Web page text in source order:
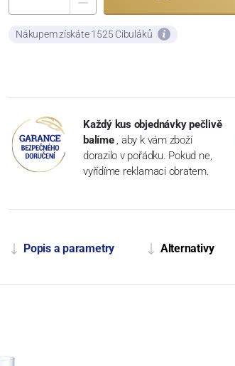
Nákupem získáte 1525 Cibuláků
Každý kus objednávky pečlivě
balíme , aby k vám zboží
dorazilo v pořádku. Pokud ne,
vyřídíme reklamaci obratem.
Popis a parametry Alternativy